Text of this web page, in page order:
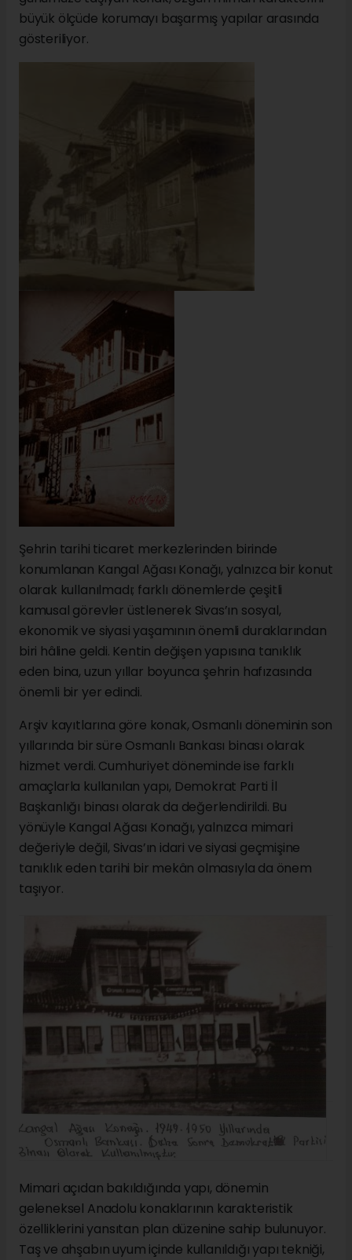
büyük ölçüde korumayı başarmış yapılar arasında
gösteriliyor.
Şehrin tarihi ticaret merkezlerinden birinde
konumlanan Kangal Ağası Konağı, yalnızca bir konut
olarak kullanılmadı; farklı dönemlerde çeşitli
kamusal görevler üstlenerek Sivas’ın sosyal,
ekonomik ve siyasi yaşamının önemli duraklarından
biri hâline geldi. Kentin değişen yapısına tanıklık
eden bina, uzun yıllar boyunca şehrin hafızasında
önemli bir yer edindi.
Arşiv kayıtlarına göre konak, Osmanlı döneminin son
yıllarında bir süre Osmanlı Bankası binası olarak
hizmet verdi. Cumhuriyet döneminde ise farklı
amaçlarla kullanılan yapı, Demokrat Parti İl
Başkanlığı binası olarak da değerlendirildi. Bu
yönüyle Kangal Ağası Konağı, yalnızca mimari
değeriyle değil, Sivas’ın idari ve siyasi geçmişine
tanıklık eden tarihi bir mekân olmasıyla da önem
taşıyor.
Mimari açıdan bakıldığında yapı, dönemin
geleneksel Anadolu konaklarının karakteristik
özelliklerini yansıtan plan düzenine sahip bulunuyor.
Taş ve ahşabın uyum içinde kullanıldığı yapı tekniği,